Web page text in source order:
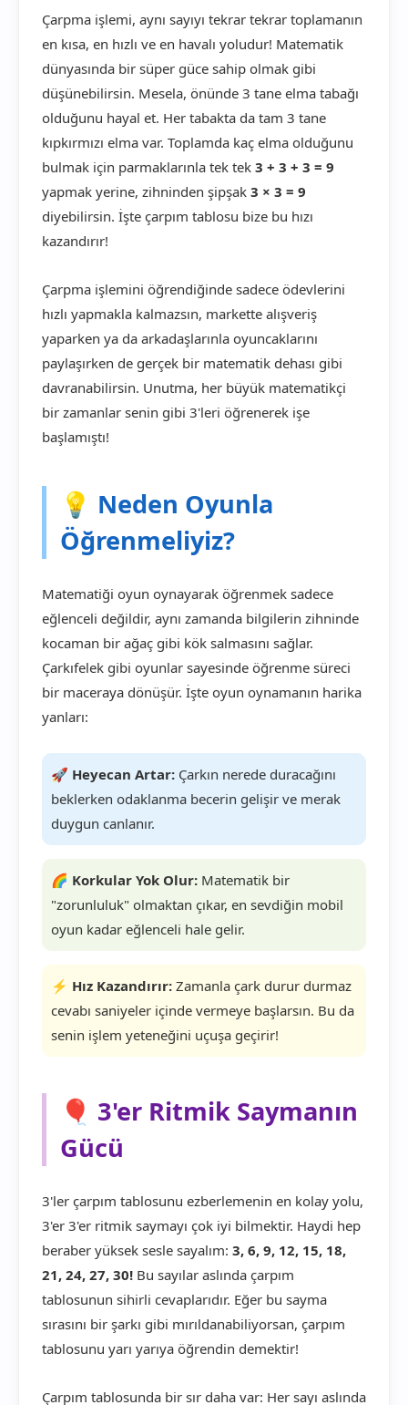
Çarpma işlemi, aynı sayıyı tekrar tekrar toplamanın
en kısa, en hızlı ve en havalı yoludur! Matematik
dünyasında bir süper güce sahip olmak gibi
düşünebilirsin. Mesela, önünde 3 tane elma tabağı
olduğunu hayal et. Her tabakta da tam 3 tane
kıpkırmızı elma var. Toplamda kaç elma olduğunu
bulmak için parmaklarınla tek tek 3 + 3 + 3 = 9
yapmak yerine, zihninden şipşak 3 × 3 = 9
diyebilirsin. İşte çarpım tablosu bize bu hızı
kazandırır!
Çarpma işlemini öğrendiğinde sadece ödevlerini
hızlı yapmakla kalmazsın, markette alışveriş
yaparken ya da arkadaşlarınla oyuncaklarını
paylaşırken de gerçek bir matematik dehası gibi
davranabilirsin. Unutma, her büyük matematikçi
bir zamanlar senin gibi 3'leri öğrenerek işe
başlamıştı!
💡 Neden Oyunla
Öğrenmeliyiz?
Matematiği oyun oynayarak öğrenmek sadece
eğlenceli değildir, aynı zamanda bilgilerin zihninde
kocaman bir ağaç gibi kök salmasını sağlar.
Çarkıfelek gibi oyunlar sayesinde öğrenme süreci
bir maceraya dönüşür. İşte oyun oynamanın harika
yanları:
🚀 Heyecan Artar: Çarkın nerede duracağını
beklerken odaklanma becerin gelişir ve merak
duygun canlanır.
🌈 Korkular Yok Olur: Matematik bir
"zorunluluk" olmaktan çıkar, en sevdiğin mobil
oyun kadar eğlenceli hale gelir.
⚡ Hız Kazandırır: Zamanla çark durur durmaz
cevabı saniyeler içinde vermeye başlarsın. Bu da
senin işlem yeteneğini uçuşa geçirir!
🎈 3'er Ritmik Saymanın
Gücü
3'ler çarpım tablosunu ezberlemenin en kolay yolu,
3'er 3'er ritmik saymayı çok iyi bilmektir. Haydi hep
beraber yüksek sesle sayalım: 3, 6, 9, 12, 15, 18,
21, 24, 27, 30! Bu sayılar aslında çarpım
tablosunun sihirli cevaplarıdır. Eğer bu sayma
sırasını bir şarkı gibi mırıldanabiliyorsan, çarpım
tablosunu yarı yarıya öğrendin demektir!
Çarpım tablosunda bir sır daha var: Her sayı aslında